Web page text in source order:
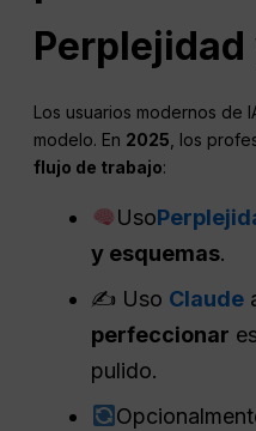
Perplejidad
Los usuarios modernos de
modelo. En 2025, los
flujo de trabajo:
Uso
y esquemas.
✍️ Uso Claude
perfeccionar
pulido.